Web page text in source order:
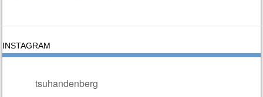
INSTAGRAM
tsuhandenberg